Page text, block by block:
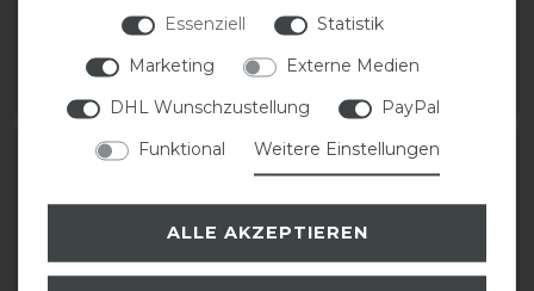
87,20 € *
-20%
Essenziell
Statistik
Marketing
Externe Medien
DHL Wunschzustellung
PayPal
Funktional
Weitere Einstellungen
ALLE AKZEPTIEREN